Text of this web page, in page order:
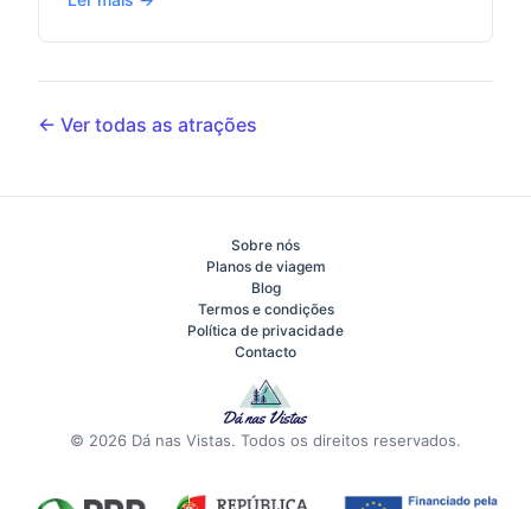
← Ver todas as atrações
Sobre nós
Planos de viagem
Blog
Termos e condições
Política de privacidade
Contacto
© 2026 Dá nas Vistas. Todos os direitos reservados.